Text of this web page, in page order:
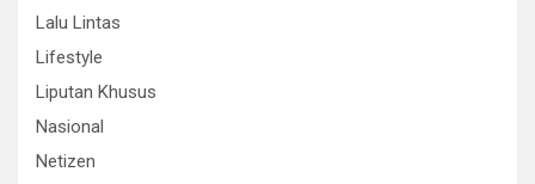
Lalu Lintas
Lifestyle
Liputan Khusus
Nasional
Netizen